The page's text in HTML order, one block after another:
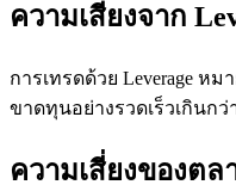
ความเสี่ยงจาก
การเทรดด้วย Leverage ห
ขาดทุนอย่างรวดเร็วเกินก
ความเสี่ยงของตล